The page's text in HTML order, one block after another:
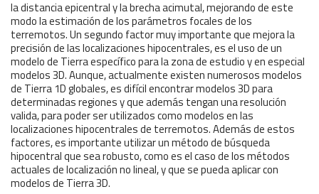
la distancia epicentral y la brecha acimutal, mejorando de este
modo la estimación de los parámetros focales de los
terremotos. Un segundo factor muy importante que mejora la
precisión de las localizaciones hipocentrales, es el uso de un
modelo de Tierra específico para la zona de estudio y en especial
modelos 3D. Aunque, actualmente existen numerosos modelos
de Tierra 1D globales, es difícil encontrar modelos 3D para
determinadas regiones y que además tengan una resolución
valida, para poder ser utilizados como modelos en las
localizaciones hipocentrales de terremotos. Además de estos
factores, es importante utilizar un método de búsqueda
hipocentral que sea robusto, como es el caso de los métodos
actuales de localización no lineal, y que se pueda aplicar con
modelos de Tierra 3D.